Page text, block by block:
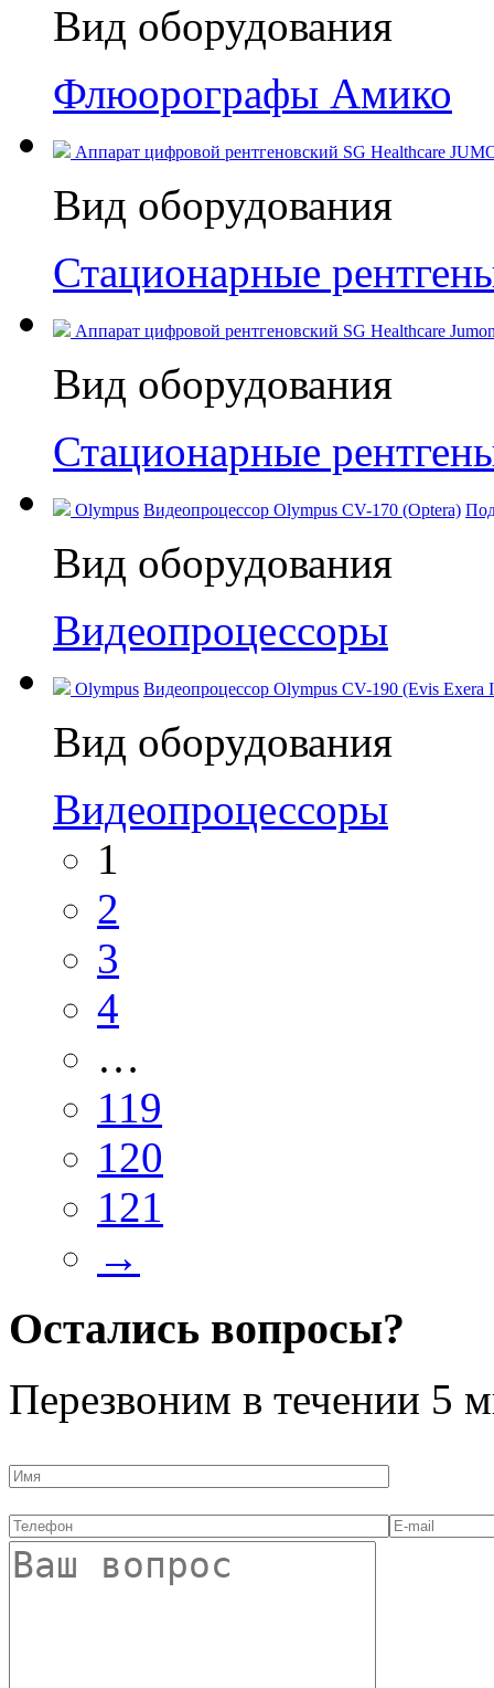
Вид оборудования
Флюорографы Амико
Аппарат цифровой рентгеновский SG Healthcare
Вид оборудования
Стационарные
Аппарат цифровой рентгеновский SG Healthcare
Вид оборудования
Стационарные
Olympus Видеопроцессор Olympus CV-170 (Optera)
Вид оборудования
Видеопроцессоры
Olympus Видеопроцессор Olympus CV-190 (Evis Exera
Вид оборудования
Видеопроцессоры
1
2
3
4
…
119
120
121
→
Остались вопросы?
Перезвоним в течении 5